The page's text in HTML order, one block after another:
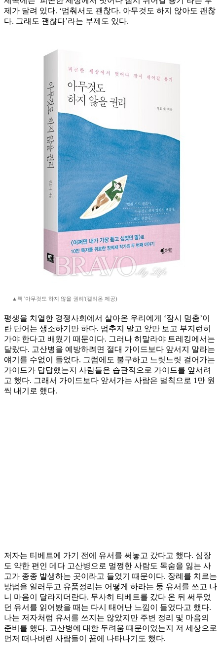
제가 달려 있다. ‘멈춰서도 괜찮다. 아무것도 하지 않아도 괜찮
다. 그래도 괜찮다’라는 부제도 있다.
▲책 '아무것도 하지 않을 권리'(갤리온 제공)
평생을 치열한 경쟁사회에서 살아온 우리에게 ‘잠시 멈춤’이
란 단어는 생소하기만 하다. 멈추지 말고 앞만 보고 부지런히
가야 한다고 배웠기 때문이다. 그러나 히말라야 트레킹에서는
달랐다. 고산병을 예방하려면 절대 가이드보다 앞서지 말라는
얘기를 수없이 들었다. 그럼에도 불구하고 느릿느릿 걸어가는
가이드가 답답했는지 사람들은 습관적으로 가이드를 앞서려
고 했다. 그래서 가이드보다 앞서가는 사람은 벌칙으로 1만 원
씩 내기로 했다.
저자는 티베트에 가기 전에 유서를 써놓고 갔다고 했다. 심장
도 약한 편인 데다 고산병으로 멀쩡한 사람도 목숨을 잃는 사
고가 종종 발생하는 곳이라고 들었기 때문이다. 장례를 치르는
방법을 일러두고 유품정리는 어떻게 하라는 둥 유서를 쓰고 나
니 마음이 달라지더란다. 무사히 티베트를 갔다 온 뒤 써두었
던 유서를 읽어봤을 때는 다시 태어난 느낌이 들었다고 했다.
나는 저자처럼 유서를 쓰지는 않았지만 주변 정리 및 마음의
준비를 했다. 고산병에 대한 두려움 때문이었는지 저 세상으로
먼저 떠나버린 사람들이 꿈에 나타나기도 했다.